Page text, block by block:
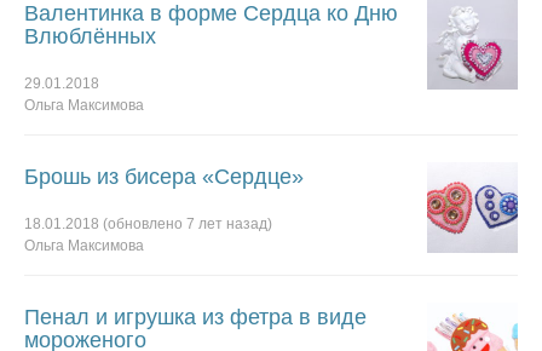
Валентинка в форме Сердца ко Дню
Влюблённых
29.01.2018
Ольга Максимова
Брошь из бисера «Сердце»
18.01.2018 (обновлено 7 лет назад)
Ольга Максимова
Пенал и игрушка из фетра в виде
мороженого